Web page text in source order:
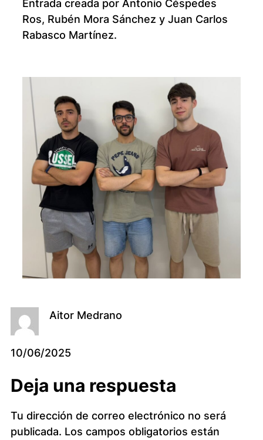
Entrada creada por Antonio Céspedes
Ros, Rubén Mora Sánchez y Juan Carlos
Rabasco Martínez.
Aitor Medrano
10/06/2025
Deja una respuesta
Tu dirección de correo electrónico no será
publicada. Los campos obligatorios están